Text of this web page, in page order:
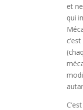
et
qui